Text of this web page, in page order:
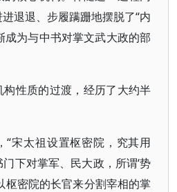
退退、步履蹒跚地摆脱了“内
成为与中书对掌文武大政的部
性质的过渡，经历了大约半
“宋太祖设置枢密院，究其用
下对掌军、民大政，所谓‘势
枢密院的长官来分割宰相的掌